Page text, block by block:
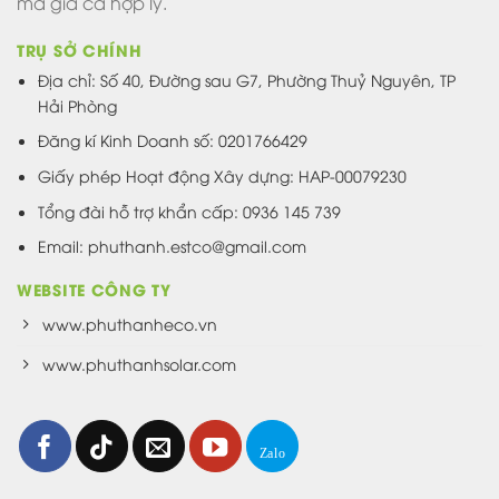
TRỤ SỞ CHÍNH
Địa chỉ: Số 40, Đường sau G7, Phường Thuỷ Nguyên, TP
Hải Phòng
Đăng kí Kinh Doanh số: 0201766429
Giấy phép Hoạt động Xây dựng: HAP-00079230
Tổng đài hỗ trợ khẩn cấp: 0936 145 739
Email: phuthanh.estco@gmail.com
WEBSITE CÔNG TY
www.phuthanheco.vn
www.phuthanhsolar.com